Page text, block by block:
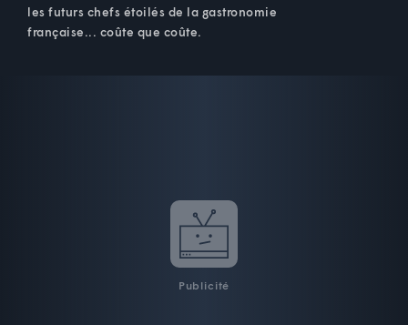
les futurs chefs étoilés de la gastronomie
française... coûte que coûte.
Publicité